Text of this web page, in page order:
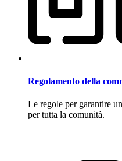
Regolamento della
Le regole per garantire
per tutta la comunità.